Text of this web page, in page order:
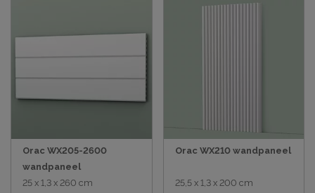
Orac WX205-2600
wandpaneel
25 x 1,3 x 260 cm
Orac WX210 wandpaneel
25,5 x 1,3 x 200 cm